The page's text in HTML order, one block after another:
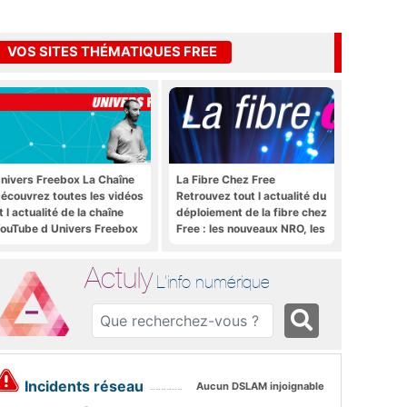
VOS SITES THÉMATIQUES FREE
Freebox La Chaîne
toutes les vidéos
l actualité de la chaîne
d Univers Freebox
La Fibre Chez Free
Retrouvez tout l actualité du
déploiement de la fibre chez
Free : les nouveaux NRO, les
Actuly L'info numérique
Incidents réseau Aucun DSLAM injoignable